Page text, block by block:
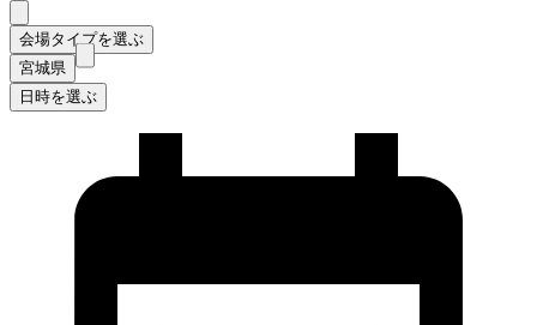
会場タイプを選ぶ
宮城県
日時を選ぶ